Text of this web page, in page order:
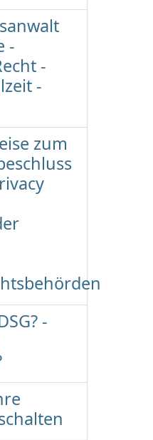
-
-
-
zum
-